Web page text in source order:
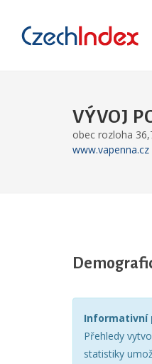
VÝVOJ
obec rozloha
www.vapenna.cz
Informativní
Přehledy
statistiky